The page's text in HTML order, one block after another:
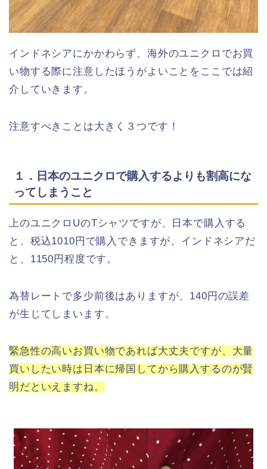
インドネシアにかかわらず、海外のユニクロでお買
い物する際に注意したほうがよいことをここでは紹
介していきます。
注意すべきことは大きく３つです！
１．日本のユニクロで購入するよりも割高にな
ってしまうこと
上のユニクロUのTシャツですが、日本で購入する
と、税込1010円で購入できますが、インドネシアだ
と、1150円程度です。
為替レートで多少前後はありますが、140円の誤差
が生じてしまいます。
緊急性の高いお買い物であれば大丈夫ですが、大量
買いしたい時は日本に帰国してから購入するのが賢
明だといえますね。